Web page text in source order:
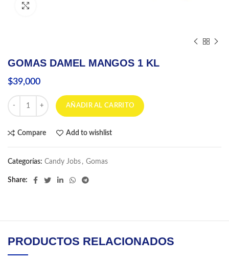
GOMAS DAMEL MANGOS 1 KL
$39,000
GOMAS DAMEL MANGOS 1 KL cantidad
AÑADIR AL CARRITO
Compare Add to wishlist
Categorías: Candy Jobs , Gomas
Share
PRODUCTOS RELACIONADOS